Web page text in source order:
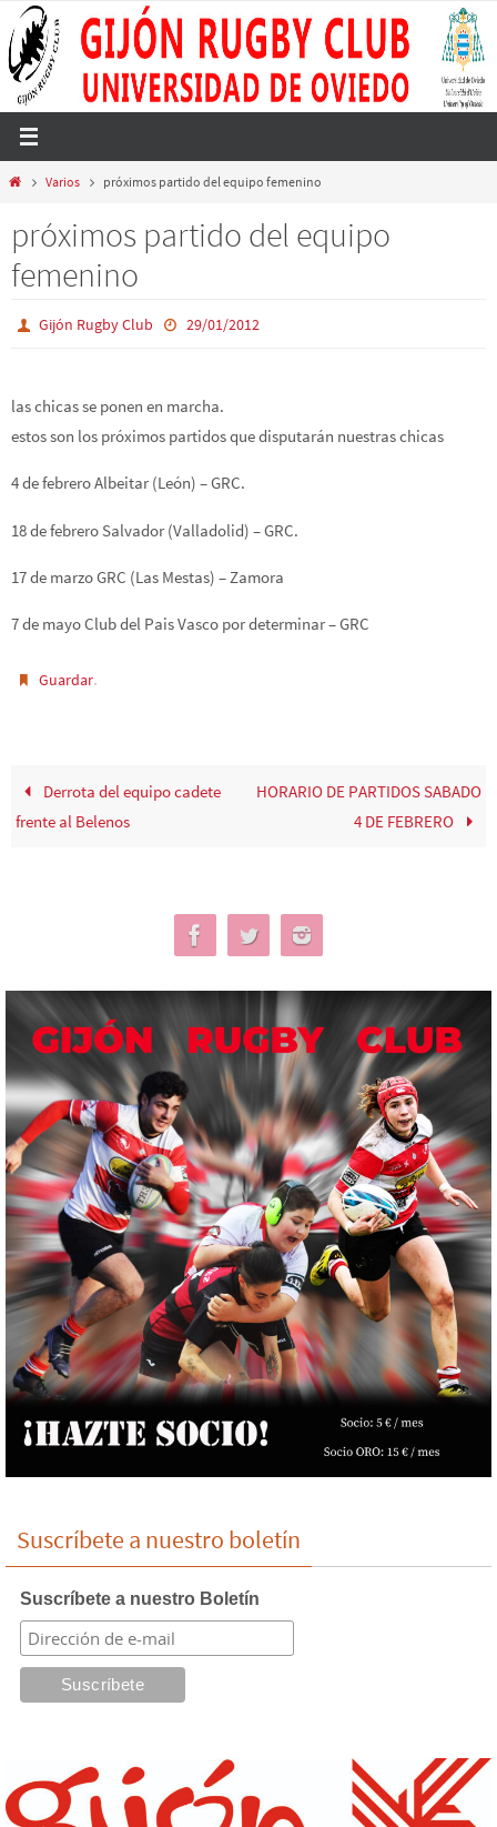
al
contenido
InicioVarios próximos partido del equipo femenino
próximos partido del equipo
femenino
Gijón Rugby Club 29/01/2012
las chicas se ponen en marcha.
estos son los próximos partidos que disputarán nuestras chicas
4 de febrero Albeitar (León) – GRC.
18 de febrero Salvador (Valladolid) – GRC.
17 de marzo GRC (Las Mestas) – Zamora
7 de mayo Club del Pais Vasco por determinar – GRC
Guardar.
Derrota del equipo cadete
frente al Belenos
HORARIO DE PARTIDOS SABADO
4 DE FEBRERO
Suscríbete a nuestro boletín
Suscríbete a nuestro Boletín